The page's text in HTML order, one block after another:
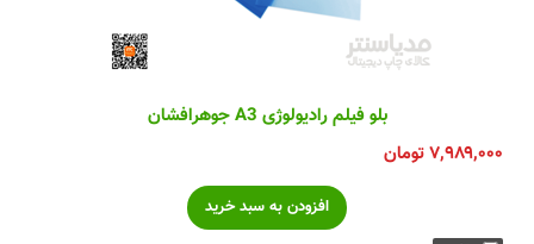
بلو فیلم رادیولوژی A3 جوهرافشان
۷,۹۸۹,۰۰۰تومان